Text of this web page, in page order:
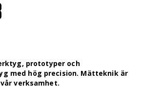
prototyper och
med hög precision. Mätteknik är
verksamhet.